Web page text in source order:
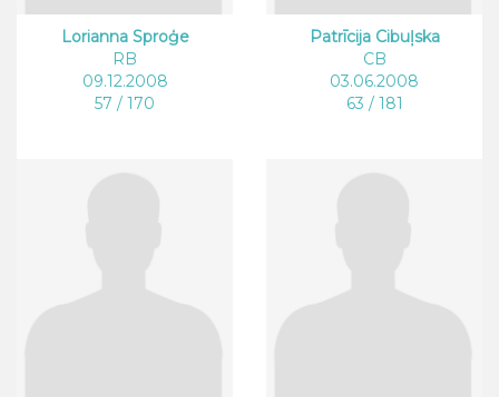
Lorianna Sproģe
RB
09.12.2008
57 / 170
Patrīcija Cibuļska
CB
03.06.2008
63 / 181